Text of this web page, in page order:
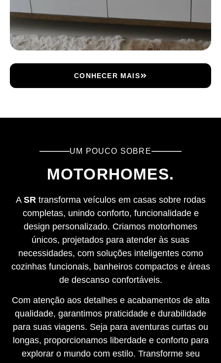
CONHECER MAIS
UM POUCO SOBRE
MOTORHOMES.
A SRtransforma veículos em casas sobre rodas
completas, unindo conforto, funcionalidade e
design personalizado. Criamos motorhomes
únicos, projetados para atender às suas
necessidades, com soluções inteligentes como
cozinhas funcionais, banheiros compactos e áreas
de descanso confortáveis.
Com atenção aos detalhes e acabamentos de alta
qualidade, garantimos praticidade e durabilidade
para suas viagens. Seja para aventuras curtas ou
longas, proporcionamos liberdade e conforto para
explorar o mundo com estilo. Transforme seu